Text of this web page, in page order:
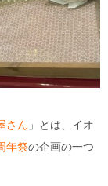
さん 」とは、イオ
年祭の企画の一つ